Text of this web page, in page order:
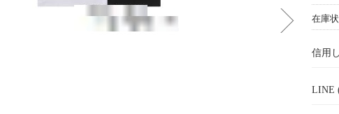
在庫
信用
LINE